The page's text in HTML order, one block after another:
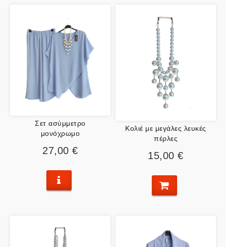
Σετ ασύμμετρο
μονόχρωμο
27,00 €
Κολιέ με μεγάλες λευκές
πέρλες
15,00 €